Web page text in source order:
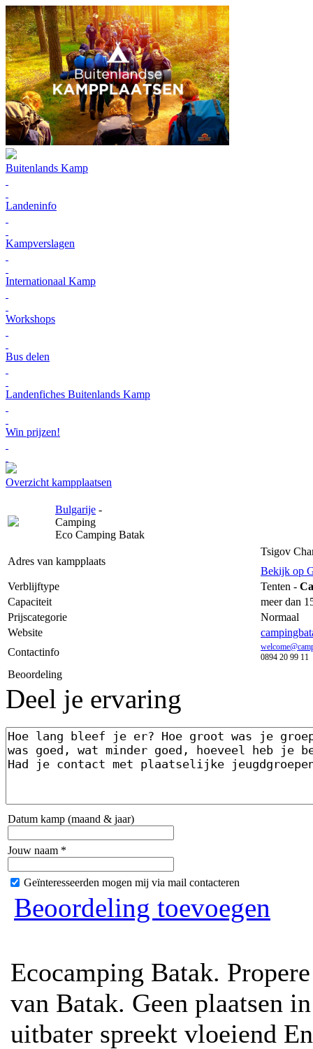
Buitenlands Kamp
Landeninfo
Kampverslagen
Internationaal Kamp
Workshops
Bus delen
Landenfiches Buitenlands Kamp
Win prijzen!
Overzicht kampplaatsen
Bulgarije -
Camping
Eco Camping Batak
Adres van kampplaats
Tsigov
Bekijk op
Verblijftype
Tenten -
Capaciteit
meer dan
Prijscategorie
Normaal
Website
Contactinfo
0894 20 99 11
Beoordeling
Deel je ervaring
Datum kamp (maand & jaar)
Jouw naam *
Geïnteresseerden mogen mij via mail contacteren
Beoordeling toevoegen
Ecocamping Batak.
van Batak. Geen plaatsen
uitbater spreekt vloeiend